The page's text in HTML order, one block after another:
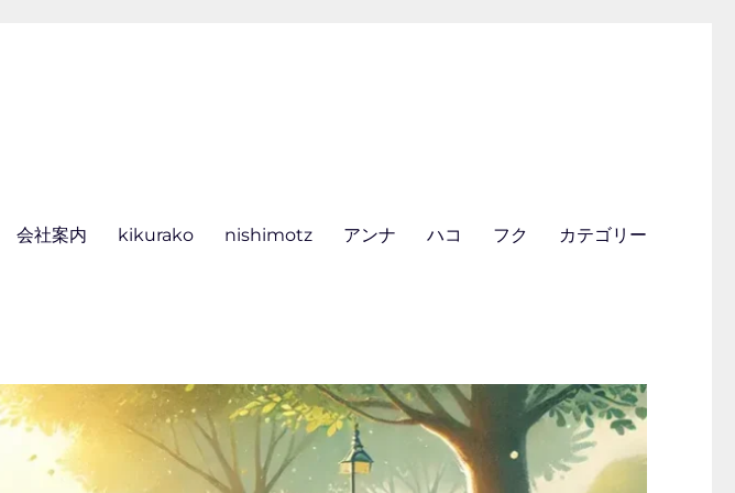
会社案内 kikurako nishimotz アンナ ハコ フク カテゴリー